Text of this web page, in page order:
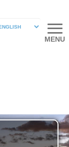
MENU